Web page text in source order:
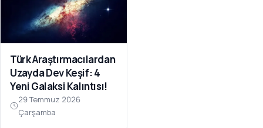
Türk Araştırmacılardan
Uzayda Dev Keşif: 4
Yeni Galaksi Kalıntısı!
29 Temmuz 2026
Çarşamba